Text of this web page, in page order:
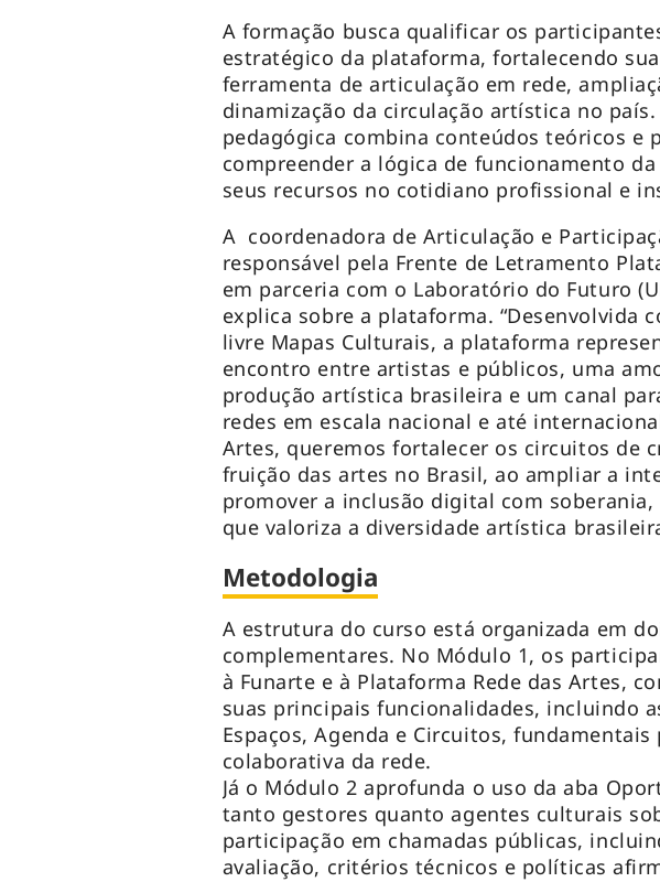
A formação busca qualificar os
estratégico da plataforma, fortalecendo
ferramenta de articulação em rede,
dinamização da circulação artística no
pedagógica combina conteúdos teóricos e
compreender a lógica de funcionamento
seus recursos no cotidiano profissional e
A coordenadora de Articulação e
responsável pela Frente de Letramento
em parceria com o Laboratório do Futuro
explica sobre a plataforma. “Desenvolvida
livre Mapas Culturais, a plataforma
encontro entre artistas e públicos, uma
produção artística brasileira e um canal
redes em escala nacional e até
Artes, queremos fortalecer os circuitos de
fruição das artes no Brasil, ao ampliar a
promover a inclusão digital com
que valoriza a diversidade artística
Metodologia
A estrutura do curso está organizada em
complementares. No Módulo 1, os
à Funarte e à Plataforma Rede das Artes,
suas principais funcionalidades, incluindo
Espaços, Agenda e Circuitos,
colaborativa da rede.
Já o Módulo 2 aprofunda o uso da aba
tanto gestores quanto agentes culturais
participação em chamadas públicas,
avaliação, critérios técnicos e políticas